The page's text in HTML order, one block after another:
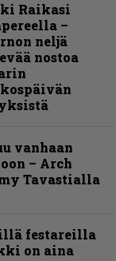
Raikasi
–
neljä
nostoa
vanhaan
– Arch
Tavastialla
festareilla
on aina